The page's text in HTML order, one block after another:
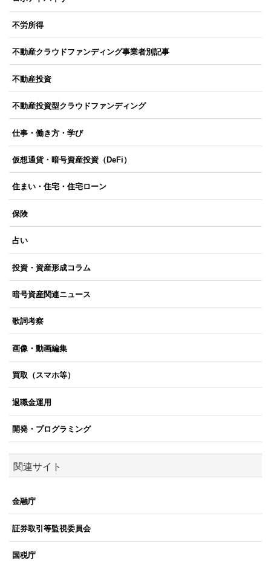
不労所得
不動産クラウドファンディング事業者別記事
不動産投資
不動産投資型クラウドファンディング
仕事・働き方・学び
仮想通貨・暗号資産投資（DeFi）
住まい・住宅・住宅ローン
保険
占い
投資・資産形成コラム
暗号資産関連ニュース
歌詞考察
画像・動画編集
買取（スマホ等）
退職金運用
開発・プログラミング
関連サイト
金融庁
証券取引等監視委員会
国税庁